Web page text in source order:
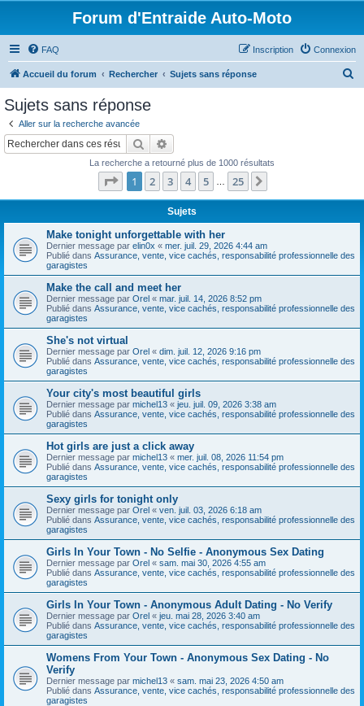
Forum d'Entraide Auto-Moto
FAQ Connexion
Inscription
Accueil du forum Rechercher Sujets sans réponse
Sujets sans réponse
Aller sur la recherche avancée
Rechercher
La recherche a retourné plus de 1000 résultats
Page 1sur25
1 2 3 4 5 25
Sujets
Make tonight unforgettable with her
Dernier message par elin0x « mer. juil. 29, 2026 4:44 am
Publié dans Assurance, vente, vice cachés, responsabilité professionnelle des
garagistes
Make the call and meet her
Dernier message par Orel « mar. juil. 14, 2026 8:52 pm
Publié dans Assurance, vente, vice cachés, responsabilité professionnelle des
garagistes
She's not virtual
Dernier message par Orel « dim. juil. 12, 2026 9:16 pm
Publié dans Assurance, vente, vice cachés, responsabilité professionnelle des
garagistes
Your city's most beautiful girls
Dernier message par michel13 « jeu. juil. 09, 2026 3:38 am
Publié dans Assurance, vente, vice cachés, responsabilité professionnelle des
garagistes
Hot girls are just a click away
Dernier message par michel13 « mer. juil. 08, 2026 11:54 pm
Publié dans Assurance, vente, vice cachés, responsabilité professionnelle des
garagistes
Sexy girls for tonight only
Dernier message par Orel « ven. juil. 03, 2026 6:18 am
Publié dans Assurance, vente, vice cachés, responsabilité professionnelle des
garagistes
Girls In Your Town - No Selfie - Anonymous Sex Dating
Dernier message par Orel « sam. mai 30, 2026 4:55 am
Publié dans Assurance, vente, vice cachés, responsabilité professionnelle des
garagistes
Girls In Your Town - Anonymous Adult Dating - No Verify
Dernier message par Orel « jeu. mai 28, 2026 3:40 am
Publié dans Assurance, vente, vice cachés, responsabilité professionnelle des
garagistes
Womens From Your Town - Anonymous Sex Dating - No
Verify
Dernier message par michel13 « sam. mai 23, 2026 4:50 am
Publié dans Assurance, vente, vice cachés, responsabilité professionnelle des
garagistes